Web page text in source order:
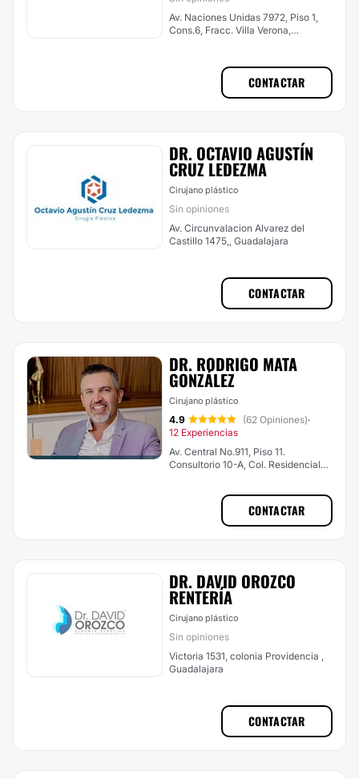
Av. Naciones Unidas 7972, Piso 1,
Cons.6, Fracc. Villa Verona,
CONTACTAR
DR. OCTAVIO AGUSTÍN
CRUZ LEDEZMA
Cirujano plástico
Sin opiniones
Av. Circunvalacion Alvarez del
Castillo 1475,, Guadalajara
CONTACTAR
DR. RODRIGO MATA
GONZÁLEZ
Cirujano plástico
4.9 (62 Opiniones)·
12 Experiencias
Av. Central No.911, Piso 11.
Consultorio 10-A, Col. Residencial
CONTACTAR
DR. DAVID OROZCO
RENTERÍA
Cirujano plástico
Sin opiniones
Victoria 1531, colonia Providencia ,
Guadalajara
CONTACTAR